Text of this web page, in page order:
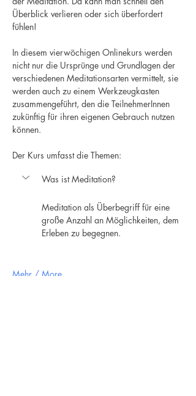
Überblick verlieren oder sich überfordert
fühlen!
In diesem vierwöchigen Onlinekurs werden
nicht nur die Ursprünge und Grundlagen der
verschiedenen Meditationsarten vermittelt, sie
werden auch zu einem Werkzeugkasten
zusammengeführt, den die TeilnehmerInnen
zukünftig für ihren eigenen Gebrauch nutzen
können.
Der Kurs umfasst die Themen:
Was ist Meditation?
Meditation als Überbegriff für eine
große Anzahl an Möglichkeiten, dem
Erleben zu begegnen.
Mehr / More